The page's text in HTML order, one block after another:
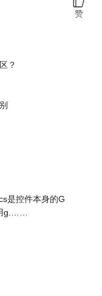
？
是控件本身的G
g.……
赞